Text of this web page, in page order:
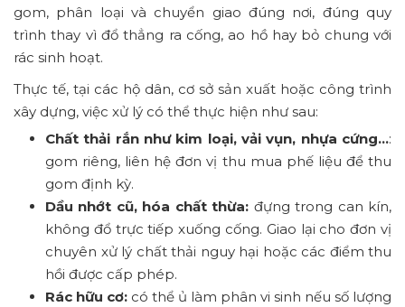
gom, phân loại và chuyển giao đúng nơi, đúng quy
trình thay vì đổ thẳng ra cống, ao hồ hay bỏ chung với
rác sinh hoạt.
Thực tế, tại các hộ dân, cơ sở sản xuất hoặc công trình
xây dựng, việc xử lý có thể thực hiện như sau:
Chất thải rắn như kim loại, vải vụn, nhựa cứng...:
gom riêng, liên hệ đơn vị thu mua phế liệu để thu
gom định kỳ.
Dầu nhớt cũ, hóa chất thừa: đựng trong can kín,
không đổ trực tiếp xuống cống. Giao lại cho đơn vị
chuyên xử lý chất thải nguy hại hoặc các điểm thu
hồi được cấp phép.
Rác hữu cơ: có thể ủ làm phân vi sinh nếu số lượng